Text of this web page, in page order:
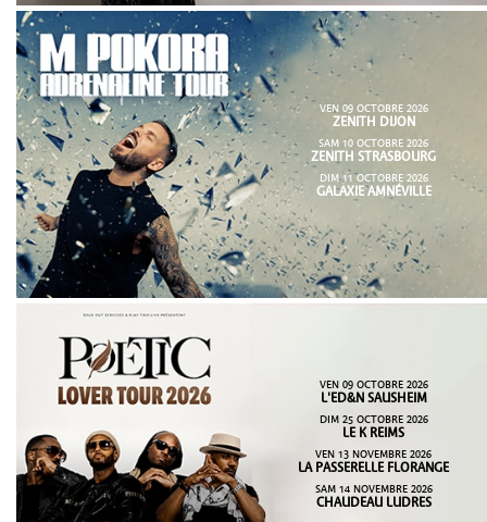
VEN 09 OCTOBRE 2026
ZENITH DIJON
SAM 10 OCTOBRE 2026
ZENITH STRASBOURG
DIM 11 OCTOBRE 2026
GALAXIE AMNÉVILLE
VEN 09 OCTOBRE 2026
L'ED&N SAUSHEIM
DIM 25 OCTOBRE 2026
LE K REIMS
VEN 13 NOVEMBRE 2026
LA PASSERELLE FLORANGE
SAM 14 NOVEMBRE 2026
CHAUDEAU LUDRES